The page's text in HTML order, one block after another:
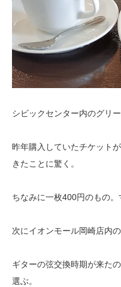
シビックセンター内のグリ
昨年購入していたチケット
きたことに驚く。
ちなみに一枚400円のもの。
次にイオンモール岡崎店内の
ギターの弦交換時期が来た
選ぶ。